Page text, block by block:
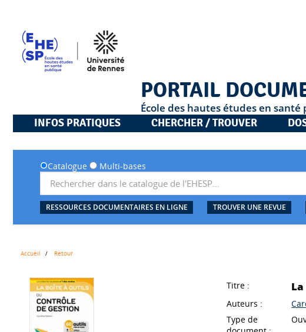
PORTAIL
École des hautes études en
INFOS PRATIQUES
CHERCHER / TROUVER
Catalogue Multi-bases
RESSOURCES DOCUMENTAIRES EN LIGNE TROUVER UNE REVUE
Accueil Retour
Titre :
Auteurs :
Type de